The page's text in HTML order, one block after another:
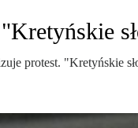
protest. "Kretyńskie